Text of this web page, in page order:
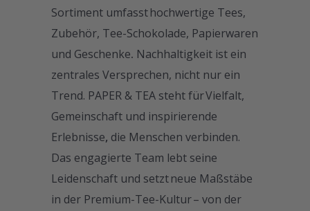
Sortiment umfasst hochwertige Tees,
Zubehör, Tee-Schokolade, Papierwaren
und Geschenke. Nachhaltigkeit ist ein
zentrales Versprechen, nicht nur ein
Trend. PAPER & TEA steht für Vielfalt,
Gemeinschaft und inspirierende
Erlebnisse, die Menschen verbinden.
Das engagierte Team lebt seine
Leidenschaft und setzt neue Maßstäbe
in der Premium-Tee-Kultur– von der